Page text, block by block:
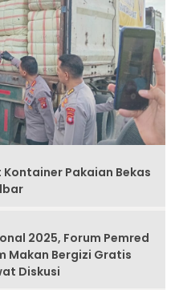
Pakaian Bekas
2025, Forum Pemred
Makan Bergizi Gratis
Diskusi